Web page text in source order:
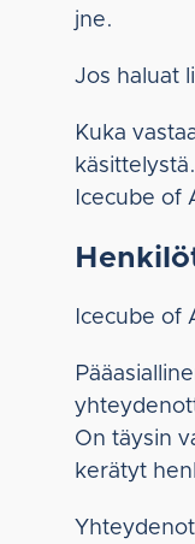
jne.
Jos haluat
Kuka
Icecube of
Icecube of
On täysin
kerätyt